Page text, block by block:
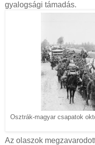
gyalogsági támadás.
Osztrák-magyar csapatok
Az olaszok